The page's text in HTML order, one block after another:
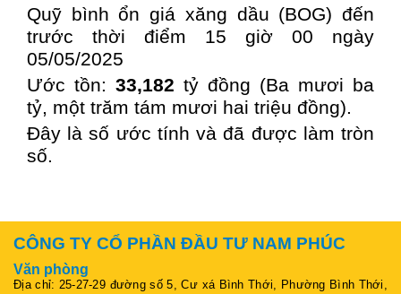
Quỹ bình ổn giá xăng dầu (BOG) đến
trước thời điểm 15 giờ 00 ngày
05/05/2025
Ước tồn: 33,182 tỷ đồng (Ba mươi ba
tỷ, một trăm tám mươi hai triệu đồng).
Đây là số ước tính và đã được làm tròn
số.
CÔNG TY CỔ PHẦN ĐẦU TƯ NAM PHÚC
Văn phòng
Địa chỉ: 25-27-29 đường số 5, Cư xá Bình Thới, Phường Bình Thới,